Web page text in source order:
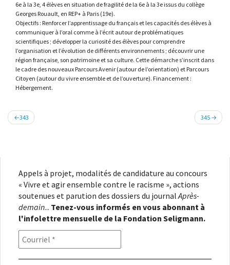
6e à la 3e, 4 élèves en situation de fragilité de la 6e à la 3e issus du collège
Georges Rouault, en REP+ à Paris (19e).
Objectifs : Renforcer l’apprentissage du français et les capacités des élèves à
communiquer à l’oral comme à l’écrit autour de problématiques
scientifiques ; développer la curiosité des élèves pour comprendre
l’organisation et l’évolution de différents environnements ; découvrir une
région française, son patrimoine et sa culture. Cette démarche s’inscrit dans
le cadre des nouveaux Parcours Avenir (autour de l’orientation) et Parcours
Citoyen (autour du vivre ensemble et de l’ouverture). Financement :
Hébergement.
Navigation
de
343 345
Appels à projet, modalités de candidature au concours
« Vivre et agir ensemble contre le racisme », actions
soutenues et parution des dossiers du journalAprès-
demain... Tenez-vous informés en vous abonnant à
l'infolettre mensuelle de la Fondation Seligmann.